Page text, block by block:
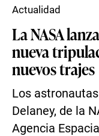
La NASA
nueva
nuevos trajes
Los
Delaney, de la
Agencia
Actualidad